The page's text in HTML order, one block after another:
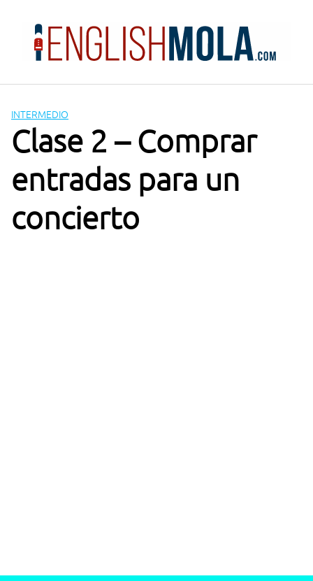
contenido
INTERMEDIO
Clase 2 – Comprar
entradas para un
concierto